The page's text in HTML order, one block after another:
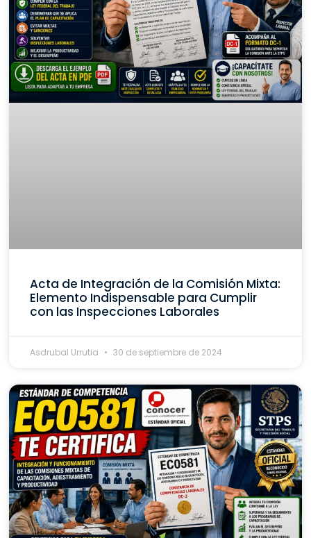
Acta de Integración de la Comisión Mixta:
Elemento Indispensable para Cumplir
con las Inspecciones Laborales
Asdrubal Urrutia 30 de septiembre de 2024